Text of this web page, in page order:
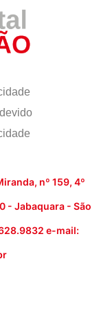
nº 159, 4º
- Jabaquara - São
e-mail: